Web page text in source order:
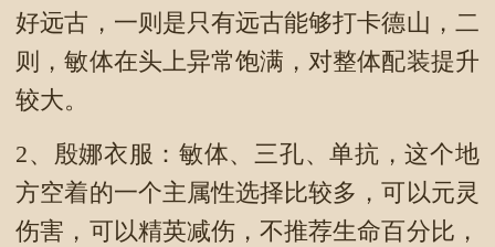
好远古，一则是只有远古能够打卡德山，二
则，敏体在头上异常饱满，对整体配装提升
较大。
2、殷娜衣服：敏体、三孔、单抗，这个地
方空着的一个主属性选择比较多，可以元灵
伤害，可以精英减伤，不推荐生命百分比，